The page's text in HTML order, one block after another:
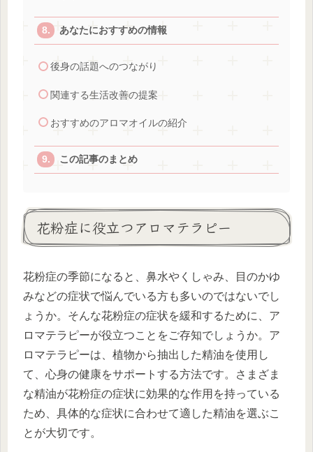
あなたにおすすめの情報
後身の話題へのつながり
関連する生活改善の提案
おすすめのアロマオイルの紹介
この記事のまとめ
花粉症に役立つアロマテラピー
花粉症の季節になると、鼻水やくしゃみ、目のかゆ
みなどの症状で悩んでいる方も多いのではないでし
ょうか。そんな花粉症の症状を緩和するために、ア
ロマテラピーが役立つことをご存知でしょうか。ア
ロマテラピーは、植物から抽出した精油を使用し
て、心身の健康をサポートする方法です。さまざま
な精油が花粉症の症状に効果的な作用を持っている
ため、具体的な症状に合わせて適した精油を選ぶこ
とが大切です。